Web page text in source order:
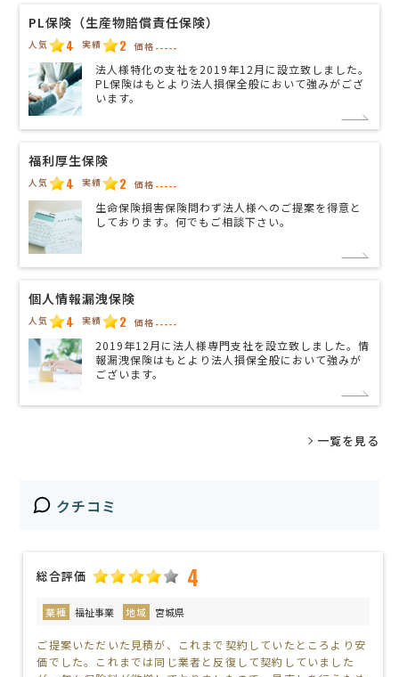
PL保険（生産物賠償責任保険）
人気 4 実績 2 価格 -----
法人様特化の支社を2019年12月に設立致しました。
PL保険はもとより法人損保全般において強みがござ
います。
福利厚生保険
人気 4 実績 2 価格 -----
生命保険損害保険問わず法人様へのご提案を得意と
しております。何でもご相談下さい。
個人情報漏洩保険
人気 4 実績 2 価格 -----
2019年12月に法人様専門支社を設立致しました。情
報漏洩保険はもとより法人損保全般において強みが
ございます。
一覧を見る
クチコミ
総合評価 4
業種 福祉事業 地域 宮城県
ご提案いただいた見積が、これまで契約していたところより安
価でした。これまでは同じ業者と反復して契約していました